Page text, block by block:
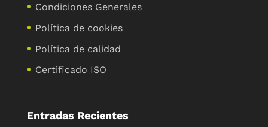
Condiciones Generales
Política de cookies
Política de calidad
Certificado ISO
Entradas Recientes